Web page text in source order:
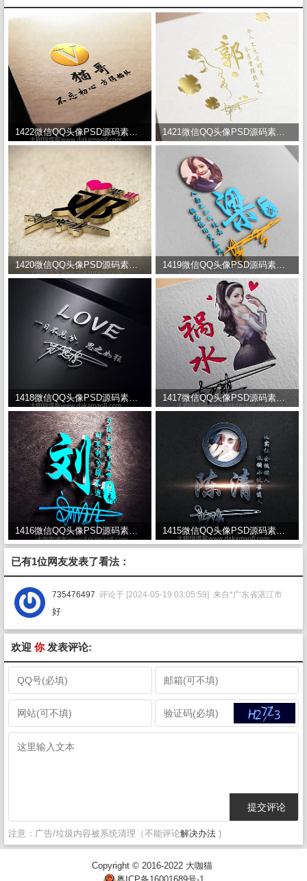
1422微信QQ头像PSD源码素材模板 一千多款免费下载 1421微信QQ头像PSD源码素材模板 一千多款免费下载
1420微信QQ头像PSD源码素材模板 一千多款免费下载 1419微信QQ头像PSD源码素材模板 一千多款免费下载
1418微信QQ头像PSD源码素材模板 一千多款免费下载 1417微信QQ头像PSD源码素材模板 一千多款免费下载
1416微信QQ头像PSD源码素材模板 一千多款免费下载 1415微信QQ头像PSD源码素材模板 一千多款免费下载
已有1位网友发表了看法：
735476497 评论于 [2024-05-19 03:05:59] 来自*广东省湛江市
好
欢迎 你发表评论:
注意：广告/垃圾内容被系统清理（不能评论解决办法 )
Copyright © 2016-2022 大咖猫